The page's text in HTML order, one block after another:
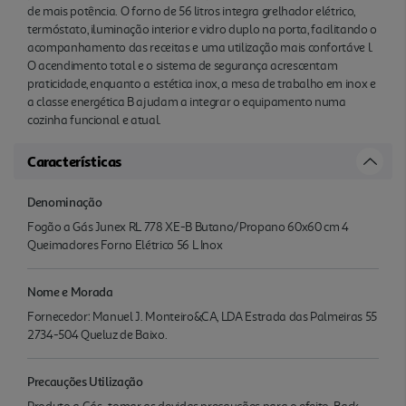
de mais potência. O forno de 56 litros integra grelhador elétrico,
termóstato, iluminação interior e vidro duplo na porta, facilitando o
acompanhamento das receitas e uma utilização mais confortáve l.
O acendimento total e o sistema de segurança acrescentam
praticidade, enquanto a estética inox, a mesa de trabalho em inox e
a classe energética B ajudam a integrar o equipamento numa
cozinha funcional e atual.
Características
Denominação
Fogão a Gás Junex RL 778 XE-B Butano/Propano 60x60 cm 4
Queimadores Forno Elétrico 56 L Inox
Nome e Morada
Fornecedor: Manuel J. Monteiro&CA, LDA Estrada das Palmeiras 55
2734-504 Queluz de Baixo.
Precauções Utilização